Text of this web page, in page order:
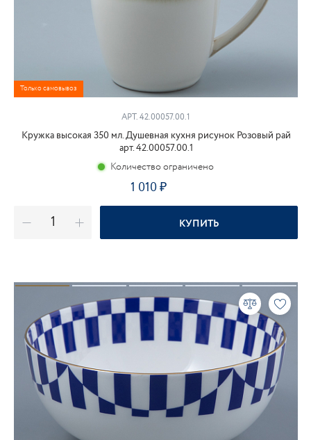
Только самовывоз
АРТ. 42.00057.00.1
Кружка высокая 350 мл. Душевная кухня рисунок Розовый рай
арт. 42.00057.00.1
Количество ограничено
1 010₽
КУПИТЬ